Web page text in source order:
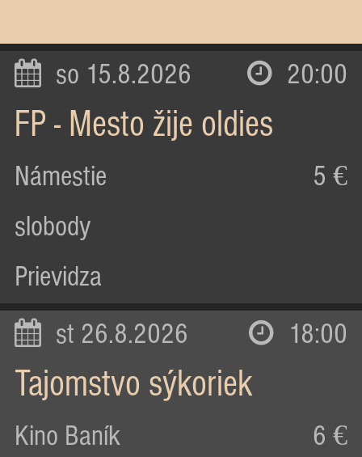
so 15.8.2026 20:00
FP - Mesto žije oldies
Námestie
slobody
Prievidza
5 €
st 26.8.2026 18:00
Tajomstvo sýkoriek
Kino Baník 6 €